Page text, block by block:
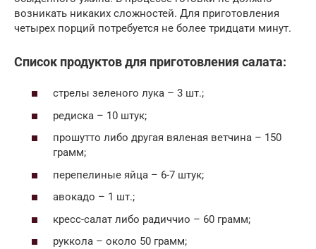
возникать никаких сложностей. Для приготовления
четырех порций потребуется не более тридцати минут.
Список продуктов для приготовления салата:
стрелы зеленого лука – 3 шт.;
редиска – 10 штук;
прошутто либо другая вяленая ветчина – 150
грамм;
перепелиные яйца – 6-7 штук;
авокадо – 1 шт.;
кресс-салат либо радиччио – 60 грамм;
руккола – около 50 грамм;